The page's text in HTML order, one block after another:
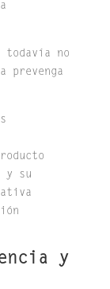
todavía no
prevenga
y su
y